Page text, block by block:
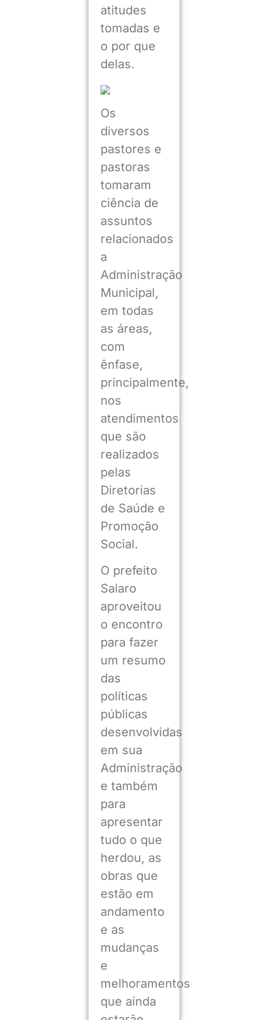
atitudes
tomadas e
o por que
delas.
Os
diversos
pastores e
pastoras
tomaram
ciência de
assuntos
relacionados
a
Administração
Municipal,
em todas
as áreas,
com
ênfase,
principalmente,
nos
atendimentos
que são
realizados
pelas
Diretorias
de Saúde e
Promoção
Social.
O prefeito
Salaro
aproveitou
o encontro
para fazer
um resumo
das
políticas
públicas
desenvolvidas
em sua
Administração
e também
para
apresentar
tudo o que
herdou, as
obras que
estão em
andamento
e as
mudanças
e
melhoramentos
que ainda